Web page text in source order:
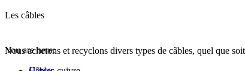
Cables(Cu, Alu)
You are here:
Les câbles
Nous achetons et recyclons divers types de câbles, quel que